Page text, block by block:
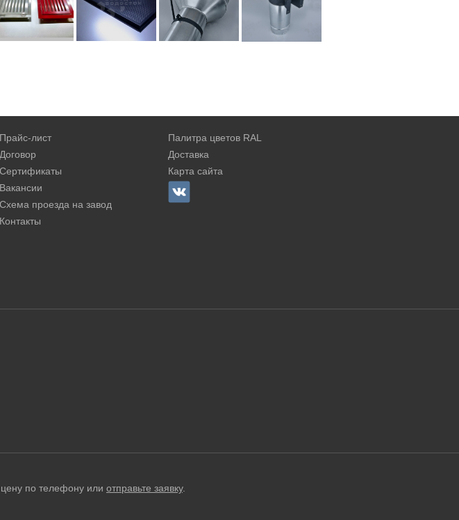
Прайс-лист
Договор
Сертификаты
Вакансии
Схема проезда на завод
Контакты
Палитра цветов RAL
Доставка
Карта сайта
по телефону или отправьте заявку.